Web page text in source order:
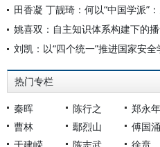
姚喜双：自主知识体系构建下的
刘凯：以“四个统一”推进国家安
热门专栏
秦晖 陈行之 郑永年
曹林
鄢烈山 傅国涌